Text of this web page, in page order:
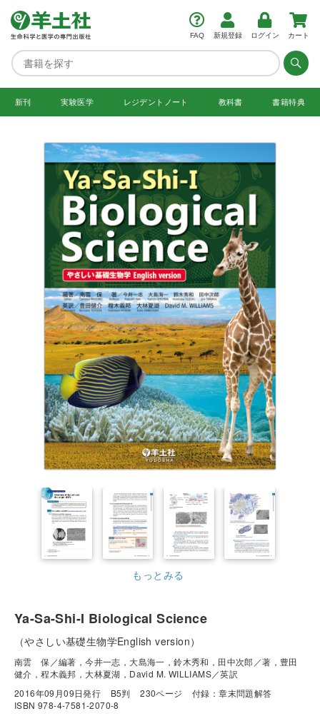
FAQ 新規登録 ログイン カート
新刊 実験医学 レジデント ノート 教科書 書籍特典
もっとみる
Ya-Sa-Shi-I Biological Science
（やさしい基礎生物学English version）
南雲 保／編著，今井一志，大島海一，鈴木秀和，田中次郎／著，豊田
健介，程木義邦，大林夏湖，David M. WILLIAMS／英訳
2016年09月09日発行
B5判 230ページ
付録：章末問題解答
ISBN 978-4-7581-2070-8